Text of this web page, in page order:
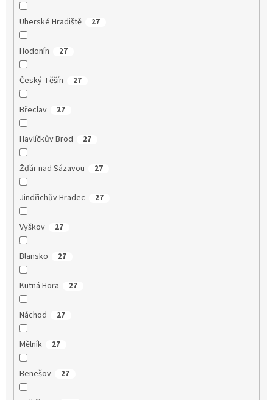
Uherské Hradiště 27
Hodonín 27
Český Těšín 27
Břeclav 27
Havlíčkův Brod 27
Žďár nad Sázavou 27
Jindřichův Hradec 27
Vyškov 27
Blansko 27
Kutná Hora 27
Náchod 27
Mělník 27
Benešov 27